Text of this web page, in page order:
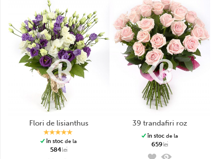
flori de lisianthus
în stoc de la
584lei
39 trandafiri roz
în stocde la
659lei